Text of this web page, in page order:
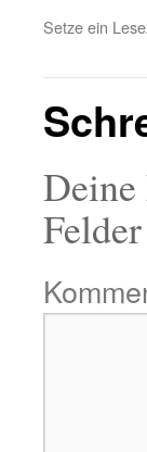
Setze ein